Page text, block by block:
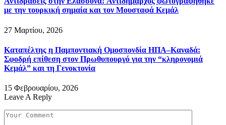
με την τουρκική σημαία και τον Μουσταφά Κεμάλ
27 Μαρτίου, 2026
Καταπέλτης η Παμποντιακή Ομοσπονδία ΗΠΑ–Καναδά:
Σφοδρή επίθεση στον Πρωθυπουργό για την “κληρονομιά
Κεμάλ” και τη Γενοκτονία
15 Φεβρουαρίου, 2026
Leave A Reply